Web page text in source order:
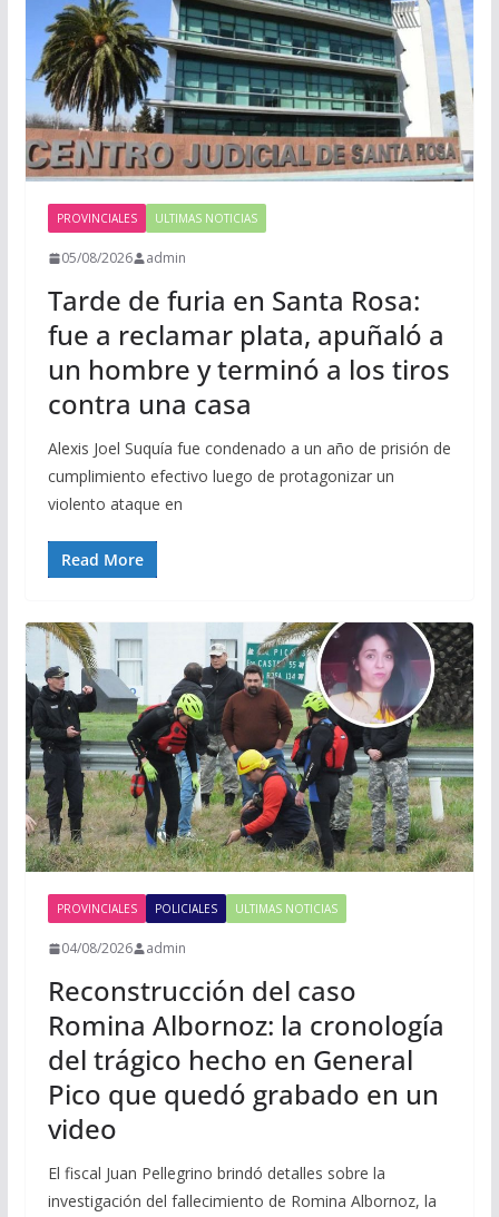
PROVINCIALES ULTIMAS NOTICIAS
05/08/2026 admin
Tarde de furia en Santa Rosa:
fue a reclamar plata, apuñaló a
un hombre y terminó a los tiros
contra una casa
Alexis Joel Suquía fue condenado a un año de prisión de
cumplimiento efectivo luego de protagonizar un
violento ataque en
Read More
PROVINCIALES POLICIALES ULTIMAS NOTICIAS
04/08/2026 admin
Reconstrucción del caso
Romina Albornoz: la cronología
del trágico hecho en General
Pico que quedó grabado en un
video
El fiscal Juan Pellegrino brindó detalles sobre la
investigación del fallecimiento de Romina Albornoz, la